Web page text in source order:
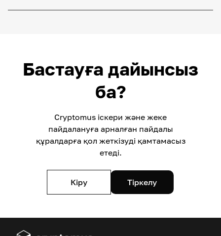
Бастауға дайынсыз
ба?
Cryptomus іскери және жеке
пайдалануға арналған пайдалы
құралдарға қол жеткізуді қамтамасыз
етеді.
Кіру Тіркелу